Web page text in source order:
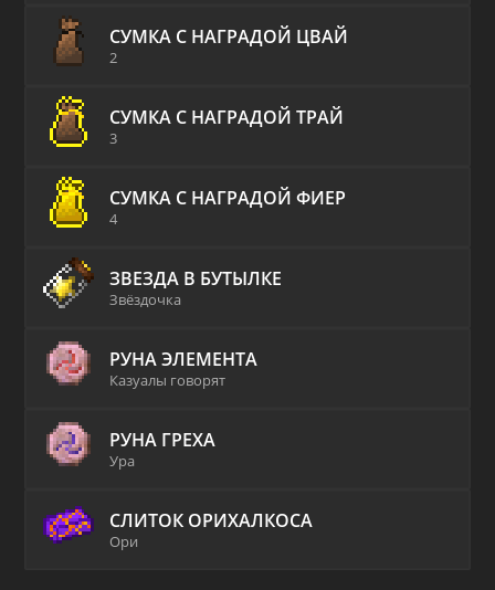
СУМКА С НАГРАДОЙ ЦВАЙ
2
СУМКА С НАГРАДОЙ ТРАЙ
3
СУМКА С НАГРАДОЙ ФИЕР
4
ЗВЕЗДА В БУТЫЛКЕ
Звёздочка
РУНА ЭЛЕМЕНТА
Казуалы говорят
РУНА ГРЕХА
Ура
СЛИТОК ОРИХАЛКОСА
Ори